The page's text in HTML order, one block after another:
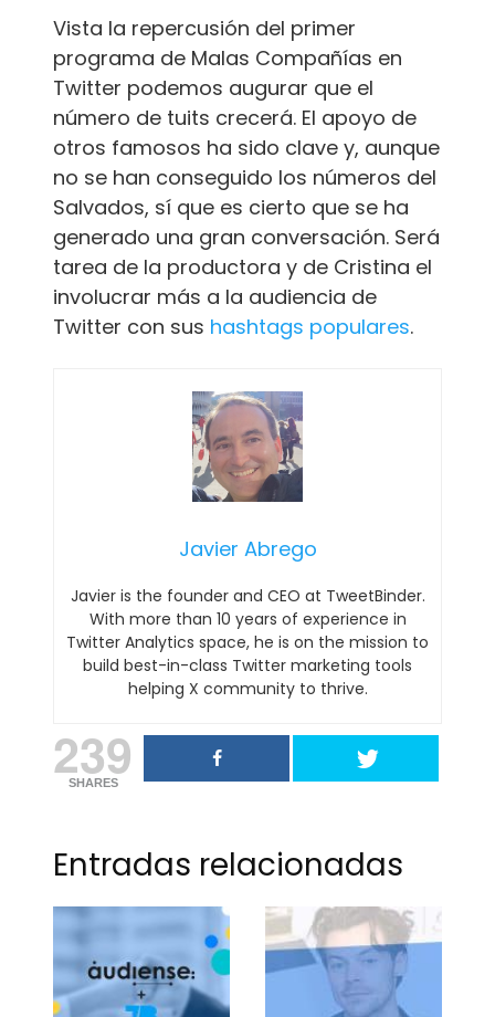
Vista la repercusión del primer
programa de Malas Compañías en
Twitter podemos augurar que el
número de tuits crecerá. El apoyo de
otros famosos ha sido clave y, aunque
no se han conseguido los números del
Salvados, sí que es cierto que se ha
generado una gran conversación. Será
tarea de la productora y de Cristina el
involucrar más a la audiencia de
Twitter con sus hashtags populares.
Javier Abrego
Javier is the founder and CEO at TweetBinder.
With more than 10 years of experience in
Twitter Analytics space, he is on the mission to
build best-in-class Twitter marketing tools
helping X community to thrive.
239
SHARES
Entradas relacionadas